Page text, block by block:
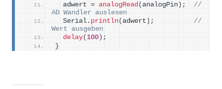
  adwert =
analogRead ( analogPin ) ; //
AD Wandler auslesen
  Serial.
println( adwert ) ; //
Wert ausgeben
delay( 100 ) ;
}